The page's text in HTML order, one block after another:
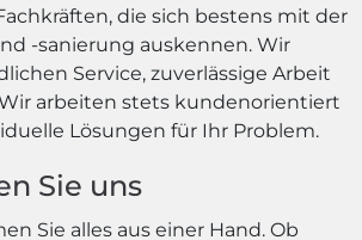
die sich bestens mit der
-sanierung auskennen. Wir
Service, zuverlässige Arbeit
arbeiten stets kundenorientiert
Lösungen für Ihr Problem.
Sie uns
Sie alles aus einer Hand. Ob